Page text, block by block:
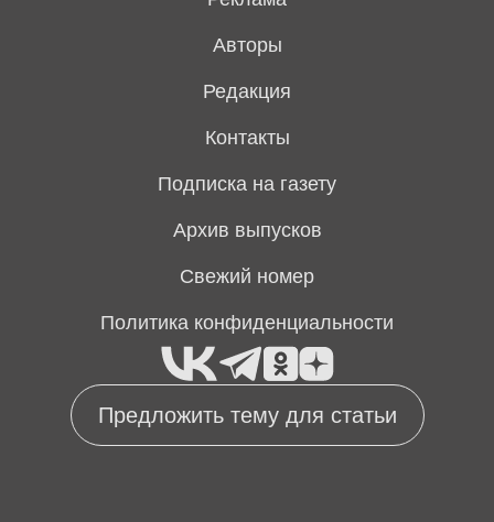
Предложить тему для статьи
Авторы
Редакция
Контакты
Подписка на газету
Архив выпусков
Свежий номер
Политика конфиденциальности